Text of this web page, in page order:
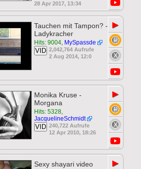
28 Apr 2017, 13:34
Tauchen mit Tampon? -
Ladykracher
Hits: 9004, MySpassde
VID 2,042,764 Aufrufe
2 Aug 2014, 12:0
▶
Monika Kruse -
Morgana
Hits: 5328,
JacquelineSchmidt
VID 240,722 Aufrufe
12 Apr 2010, 18:26
▶
Sexy shayari video ▶